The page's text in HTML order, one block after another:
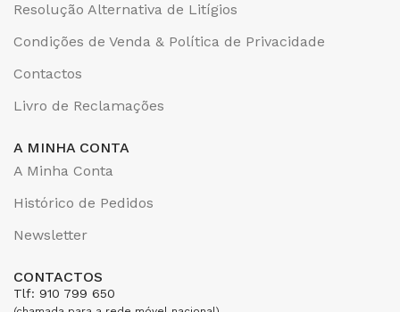
Resolução Alternativa de Litígios
Condições de Venda & Política de Privacidade
Contactos
Livro de Reclamações
A MINHA CONTA
A Minha Conta
Histórico de Pedidos
Newsletter
CONTACTOS
Tlf: 910 799 650